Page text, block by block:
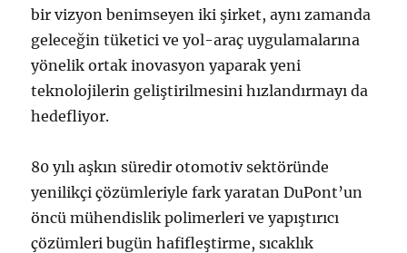
bir vizyon benimseyen iki şirket, aynı zamanda
geleceğin tüketici ve yol-araç uygulamalarına
yönelik ortak inovasyon yaparak yeni
teknolojilerin geliştirilmesini hızlandırmayı da
hedefliyor.
80 yılı aşkın süredir otomotiv sektöründe
yenilikçi çözümleriyle fark yaratan DuPont’un
öncü mühendislik polimerleri ve yapıştırıcı
çözümleri bugün hafifleştirme, sıcaklık